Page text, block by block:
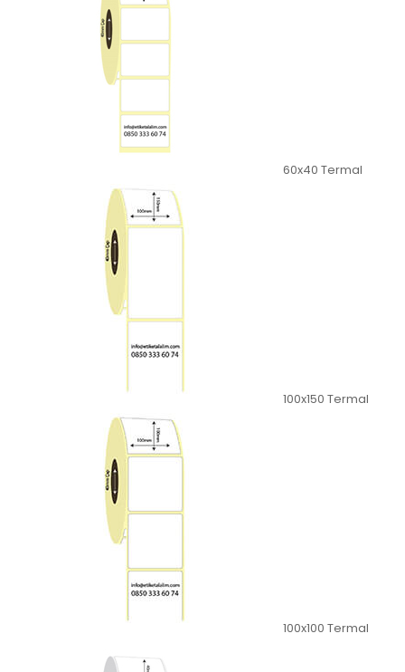
60x40 Termal
100x150 Termal
100x100 Termal